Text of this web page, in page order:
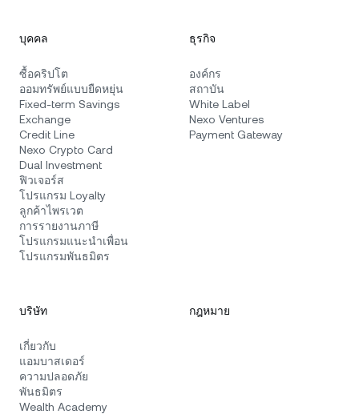
บุคคล
ซื้อคริปโต
ออมทรัพย์แบบยืดหยุ่น
Fixed-term Savings
Exchange
Credit Line
Nexo Crypto Card
Dual Investment
ฟิวเจอร์ส
โปรแกรม Loyalty
ลูกค้าไพรเวต
การรายงานภาษี
โปรแกรมแนะนำเพื่อน
โปรแกรมพันธมิตร
ธุรกิจ
องค์กร
สถาบัน
White Label
Nexo Ventures
Payment Gateway
บริษัท
เกี่ยวกับ
แอมบาสเดอร์
ความปลอดภัย
พันธมิตร
Wealth Academy
กฎหมาย